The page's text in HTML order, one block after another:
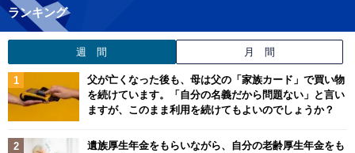
ランキング
週 間 月 間
父が亡くなった後も、母は父の「家族カード」で買い物
を続けています。「自分の名義だから問題ない」と言い
ますが、このまま利用を続けてもよいのでしょうか？
遺族厚生年金をもらいながら、自分の老齢厚生年金をも